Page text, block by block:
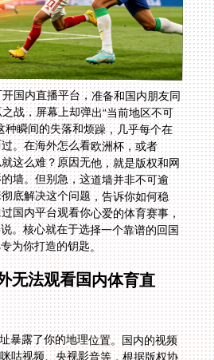
国内直播平台，准备和国内朋友同
战，屏幕上却弹出“当前地区不可
种瞬间的失落和烦躁，几乎每个在
过。在海外怎么看欧洲杯，或者
这么难？原因无他，就是版权和网
的墙。但别急，这道墙并非不可逾
彻底解决这个问题，告诉你如何稳
国内平台观看你心爱的体育赛事，
。核心就在于选择一个靠谱的回国
为你打造的钥匙。
无法观看国内体育直
暴露了你的地理位置。国内的视频
咕视频、央视影音等，根据版权协
区的用户提供直播流。你的海外IP